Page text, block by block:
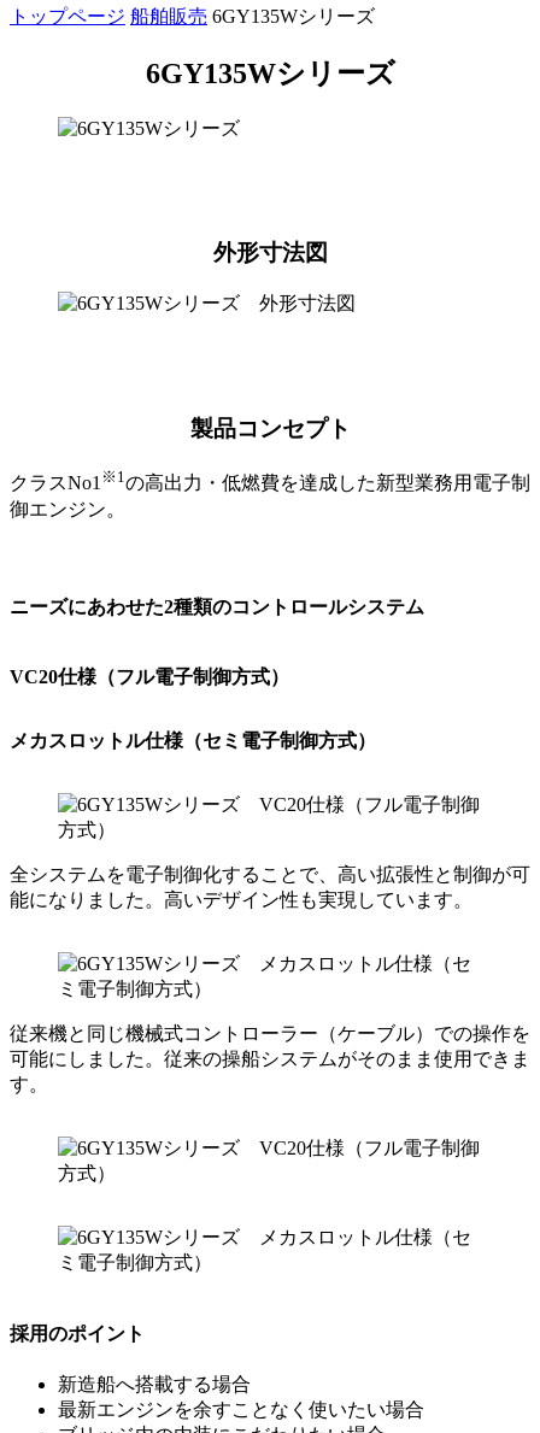
トップページ 船舶販売 6GY135Wシリーズ
6GY135Wシリーズ
外形寸法図
製品コンセプト
クラスNo1 ※1の高出力・低燃費を達成した新型業務用電子制
御エンジン。
ニーズにあわせた2種類のコントロールシステム
VC20仕様（フル電子制御方式）
メカスロットル仕様（セミ電子制御方式）
全システムを電子制御化することで、高い拡張性と制御が可
能になりました。高いデザイン性も実現しています。
従来機と同じ機械式コントローラー（ケーブル）での操作を
可能にしました。従来の操船システムがそのまま使用できま
す。
採用のポイント
新造船へ搭載する場合
最新エンジンを余すことなく使いたい場合